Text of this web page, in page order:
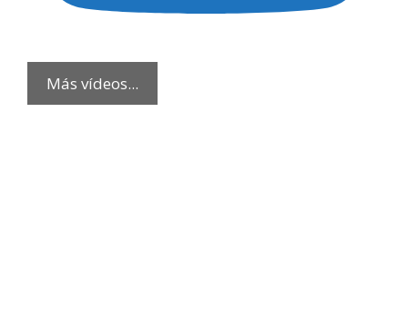
Más vídeos...